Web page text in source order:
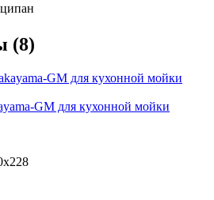
(8)
GM для кухонной мойки